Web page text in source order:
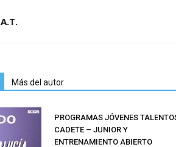
Más del autor
PROGRAMAS JÓVENES
CADETE – JUNIOR Y
ENTRENAMIENTO ABIERTO